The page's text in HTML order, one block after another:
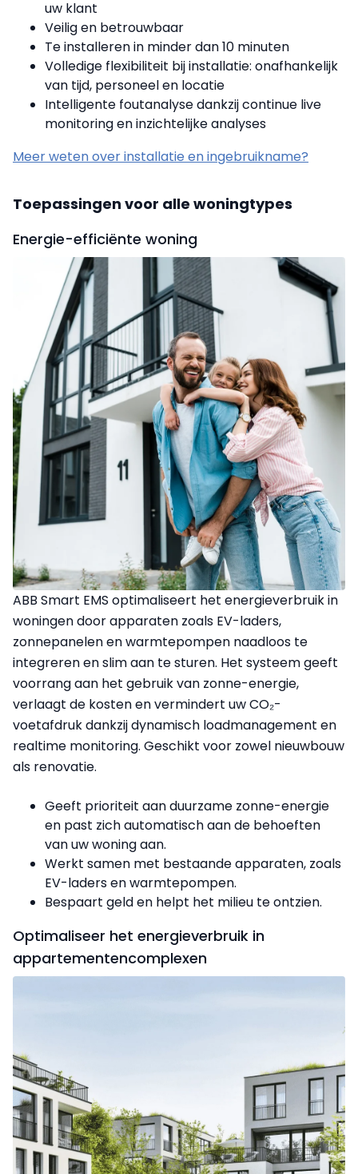
uw klant
Veilig en betrouwbaar
Te installeren in minder dan 10 minuten
Volledige flexibiliteit bij installatie: onafhankelijk
van tijd, personeel en locatie
Intelligente foutanalyse dankzij continue live
monitoring en inzichtelijke analyses
Meer weten over installatie en ingebruikname?
Toepassingen voor alle woningtypes
Energie-efficiënte woning
ABB Smart EMS optimaliseert het energieverbruik in
woningen door apparaten zoals EV-laders,
zonnepanelen en warmtepompen naadloos te
integreren en slim aan te sturen. Het systeem geeft
voorrang aan het gebruik van zonne-energie,
verlaagt de kosten en vermindert uw CO₂-
voetafdruk dankzij dynamisch loadmanagement en
realtime monitoring. Geschikt voor zowel nieuwbouw
als renovatie.
Geeft prioriteit aan duurzame zonne-energie
en past zich automatisch aan de behoeften
van uw woning aan.
Werkt samen met bestaande apparaten, zoals
EV-laders en warmtepompen.
Bespaart geld en helpt het milieu te ontzien.
Optimaliseer het energieverbruik in
appartementencomplexen